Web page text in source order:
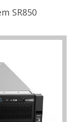
SR850